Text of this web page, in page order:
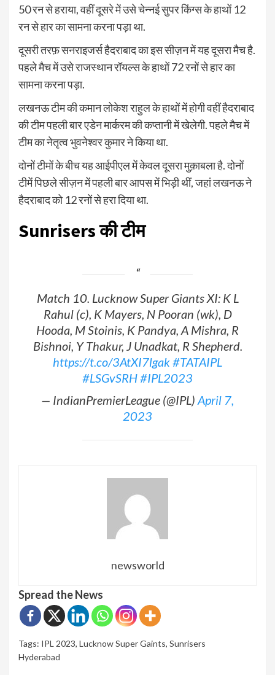
50 रन से हराया, वहीं दूसरे में उसे चेन्नई सुपर किंग्स के हाथों 12
रन से हार का सामना करना पड़ा था.
दूसरी तरफ़ सनराइजर्स हैदराबाद का इस सीज़न में यह दूसरा मैच है.
पहले मैच में उसे राजस्थान रॉयल्स के हाथों 72 रनों से हार का
सामना करना पड़ा.
लखनऊ टीम की कमान लोकेश राहुल के हाथों में होगी वहीं हैदराबाद
की टीम पहली बार एडेन मार्करम की कप्तानी में खेलेगी. पहले मैच में
टीम का नेतृत्व भुवनेश्वर कुमार ने किया था.
दोनों टीमों के बीच यह आईपीएल में केवल दूसरा मुक़ाबला है. दोनों
टीमें पिछले सीज़न में पहली बार आपस में भिड़ी थीं, जहां लखनऊ ने
हैदराबाद को 12 रनों से हरा दिया था.
Sunrisers की टीम
Match 10. Lucknow Super Giants XI: K L
Rahul (c), K Mayers, N Pooran (wk), D
Hooda, M Stoinis, K Pandya, A Mishra, R
Bishnoi, Y Thakur, J Unadkat, R Shepherd.
https://t.co/3AtXI7lgak#TATAIPL
#LSGvSRH#IPL2023
— IndianPremierLeague (@IPL) April 7,
2023
newsworld
Spread the News
Tags: IPL 2023, Lucknow Super Gaints, Sunrisers
Hyderabad